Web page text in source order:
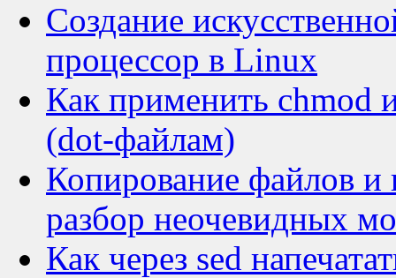
Создание
процессор в Linux
Как применить chmod
(dot-файлам)
Копирование файлов и
разбор неочевидных
Как через sed